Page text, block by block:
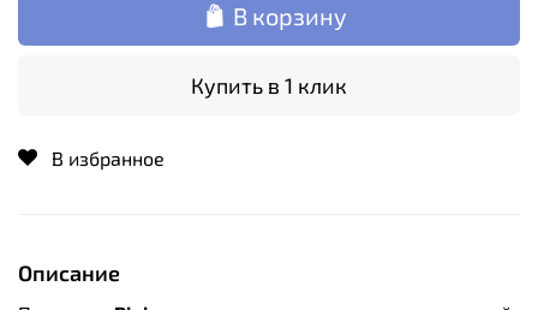
В корзину
Купить в 1 клик
В избранное
Описание